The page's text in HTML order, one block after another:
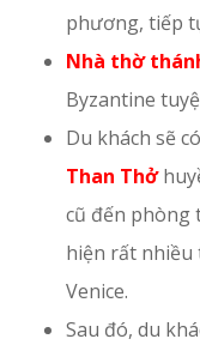
phương, tiếp
Nhà thờ
Byzantine
Du khách sẽ
Than Thở
cũ đến phòng
hiện rất nhiều
Venice.
Sau đó, du